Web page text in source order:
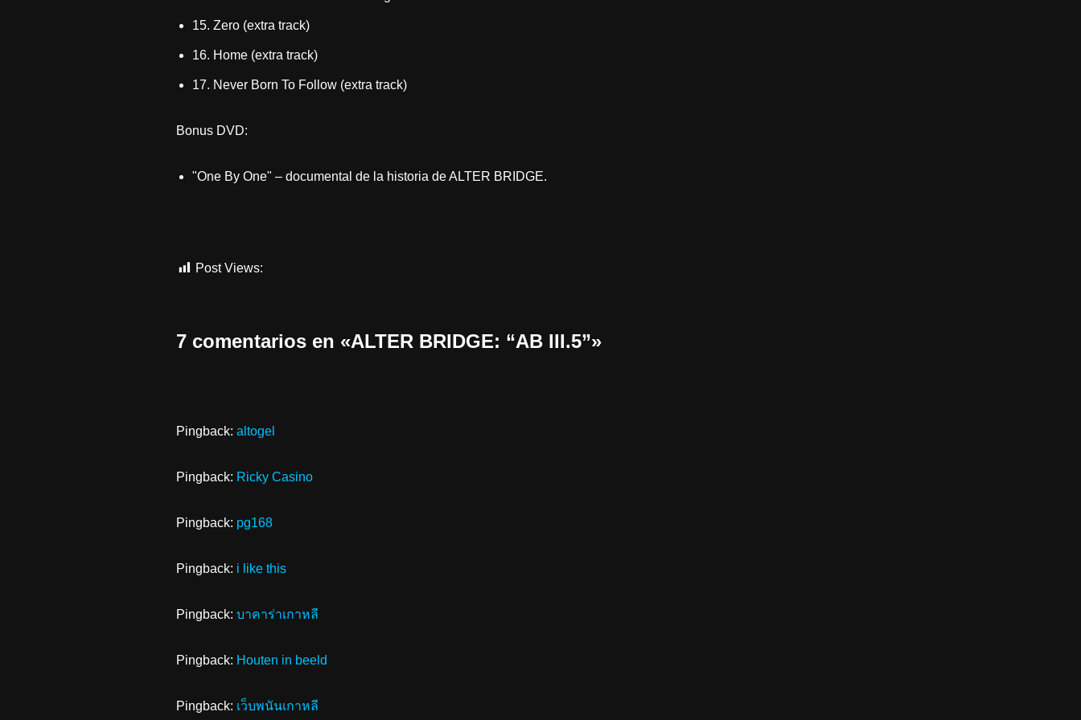
15. Zero (extra track)
16. Home (extra track)
17. Never Born To Follow (extra track)
Bonus DVD:
"One By One" – documental de la historia de ALTER BRIDGE.
Post Views:
7 comentarios en «ALTER BRIDGE: “AB III.5”»
Pingback: altogel
Pingback: Ricky Casino
Pingback: pg168
Pingback: i like this
Pingback: บาคาร่าเกาหลี
Pingback: Houten in beeld
Pingback: เว็บพนันเกาหลี